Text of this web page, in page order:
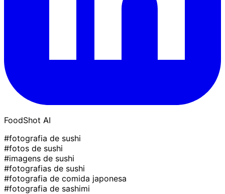
FoodShot AI
#fotografia de sushi
#fotos de sushi
#imagens de sushi
#fotografias de sushi
#fotografia de comida japonesa
#fotografia de sashimi